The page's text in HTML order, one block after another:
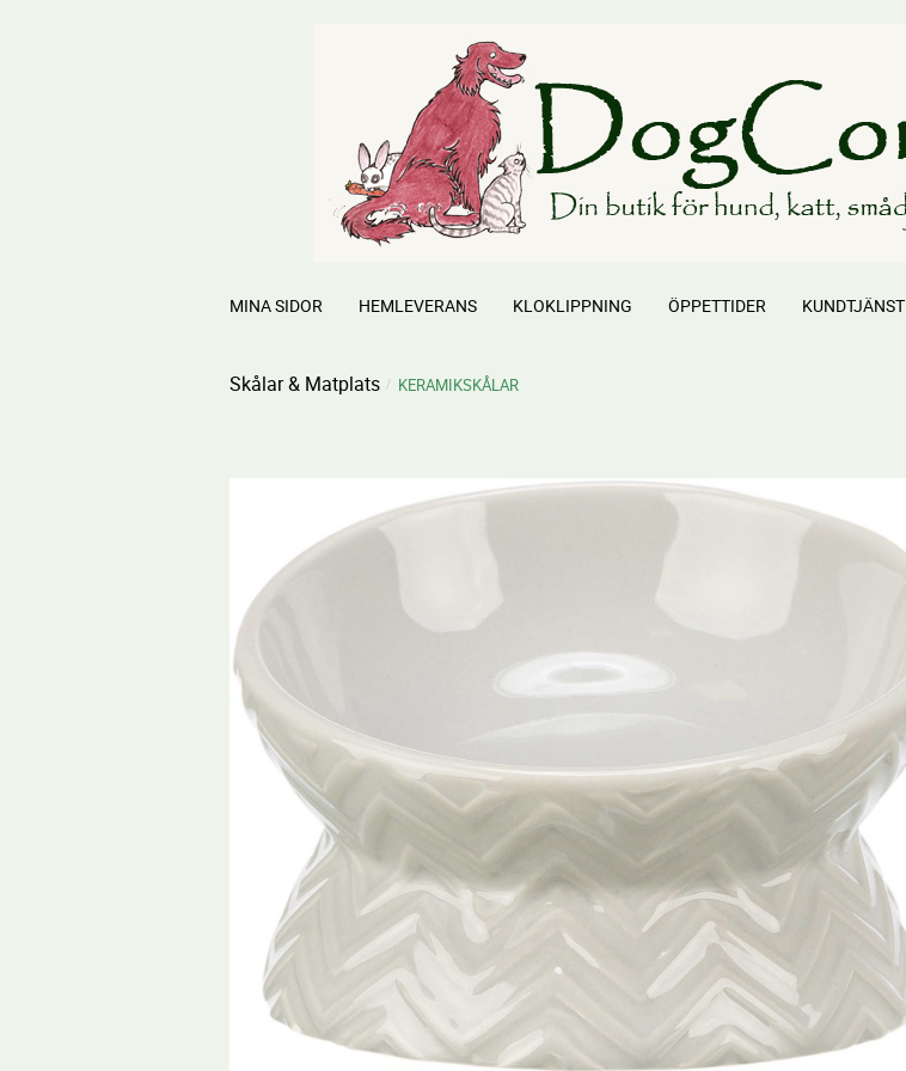
MINA SIDOR HEMLEVERANS KLOKLIPPNING ÖPPETTIDER KUNDTJÄNST
Skålar & Matplats KERAMIKSKÅLAR